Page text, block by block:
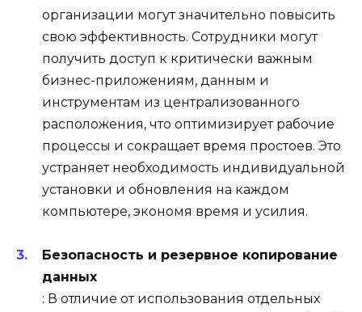
организации могут значительно повысить
свою эффективность. Сотрудники могут
получить доступ к критически важным
бизнес-приложениям, данным и
инструментам из централизованного
расположения, что оптимизирует рабочие
процессы и сокращает время простоев. Это
устраняет необходимость индивидуальной
установки и обновления на каждом
компьютере, экономя время и усилия.
Безопасность и резервное копирование
данных
: В отличие от использования отдельных